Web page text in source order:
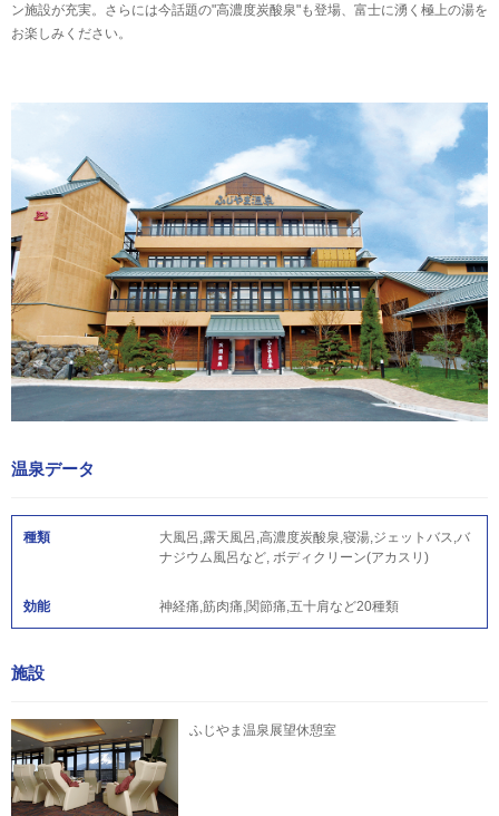
ン施設が充実。さらには今話題の"高濃度炭酸泉"も登場、富士に湧く極上の湯を
お楽しみください。
温泉データ
種類
大風呂,露天風呂,高濃度炭酸泉,寝湯,ジェットバス,バ
ナジウム風呂など, ボディクリーン(アカスリ)
効能 神経痛,筋肉痛,関節痛,五十肩など20種類
施設
ふじやま温泉展望休憩室